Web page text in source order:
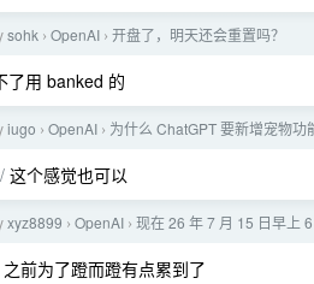
sohk › OpenAI › 开盘了，明天还会重置吗？
了用 banked 的
iugo › OpenAI › 为什么 ChatGPT 要新增宠物
这个感觉也可以
xyz8899 › OpenAI › 现在 26 年 7 月 15 日早上
前为了蹬而蹬有点累到了